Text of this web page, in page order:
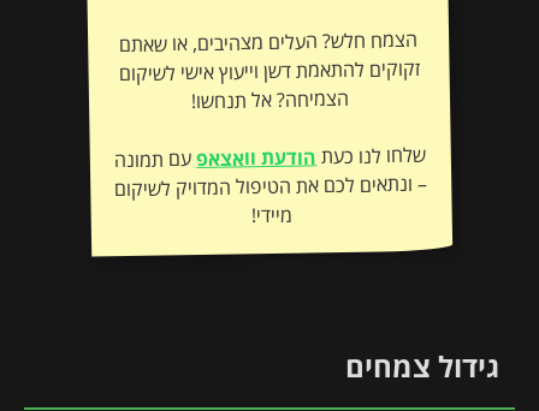
הצמח חלש? העלים מצהיבים, או שאתם
זקוקים להתאמת דשן וייעוץ אישי לשיקום
הצמיחה? אל תנחשו!
שלחו לנו כעתהודעת וואצאפעם תמונה
– ונתאים לכם את הטיפול המדויק לשיקום
מיידי!
גידול צמחים